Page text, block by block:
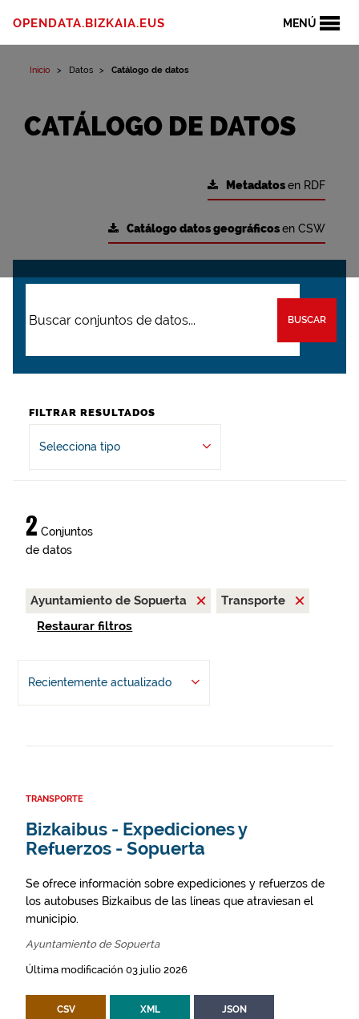
MENÚ
OPENDATA.BIZKAIA.EUS
Inicio Datos Catálogo de datos
CATÁLOGO DE DATOS
Metadatosen RDF
Catálogo datos geográficosen CSW
BUSCAR
FILTRAR RESULTADOS
Selecciona tipo
2 Conjuntos
de datos
Ayuntamiento de Sopuerta
Transporte
Restaurar filtros
Recientemente actualizado
TRANSPORTE
Bizkaibus - Expediciones y
Refuerzos - Sopuerta
Se ofrece información sobre expediciones y refuerzos de
los autobuses Bizkaibus de las líneas que atraviesan el
municipio.
Ayuntamiento de Sopuerta
Última modificación 03 julio 2026
CSV XML JSON